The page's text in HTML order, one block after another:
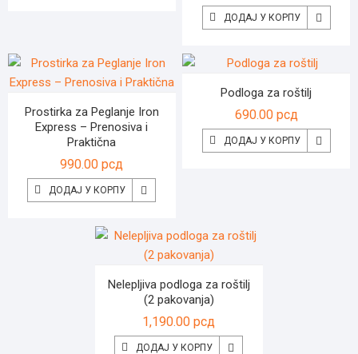
ДОДАЈ У КОРПУ
Prostirka za Peglanje Iron
Express – Prenosiva i
Praktična
990.00рсд
ДОДАЈ У КОРПУ
Podloga za roštilj
690.00 рсд
ДОДАЈ У КОРПУ
Nelepljiva podloga za roštilj
(2 pakovanja)
1,190.00рсд
ДОДАЈ У КОРПУ